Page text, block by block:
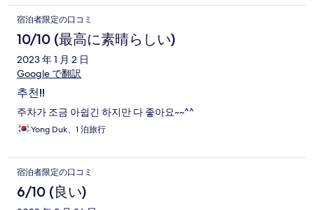
宿泊者限定の口コミ
10/10 (最高に素晴らしい)
2023 年 1 月 2 日
Google で翻訳
추천!!
주차가 조금 아쉽긴 하지만 다 좋아요~~^^
Yong Duk、1 泊旅行
宿泊者限定の口コミ
6/10 (良い)